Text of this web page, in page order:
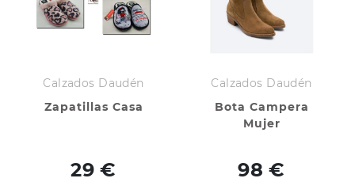
Calzados Daudén
Zapatillas Casa
29 €
Calzados Daudén
Bota Campera
Mujer
98 €